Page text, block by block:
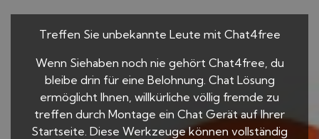
Treffen Sie unbekannte Leute mit Chat4free
Wenn Siehaben noch nie gehört Chat4free, du
bleibe drin für eine Belohnung. Chat Lösung
ermöglicht Ihnen, willkürliche völlig fremde zu
treffen durch Montage ein Chat Gerät auf Ihrer
Startseite. Diese Werkzeuge können vollständig